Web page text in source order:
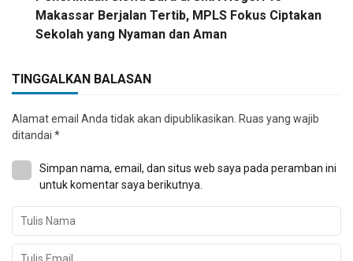
Makassar Berjalan Tertib, MPLS Fokus Ciptakan
Sekolah yang Nyaman dan Aman
TINGGALKAN BALASAN
Alamat email Anda tidak akan dipublikasikan. Ruas yang wajib
ditandai *
Simpan nama, email, dan situs web saya pada peramban ini
untuk komentar saya berikutnya.